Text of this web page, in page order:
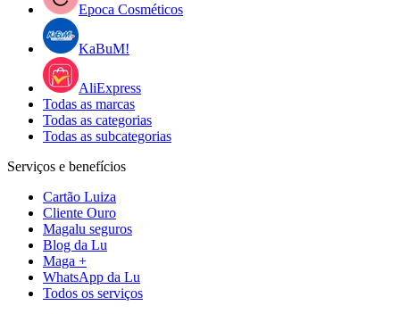
Epoca Cosméticos
KaBuM!
AliExpress
Todas as marcas
Todas as categorias
Todas as subcategorias
Serviços e benefícios
Cartão Luiza
Cliente Ouro
Magalu seguros
Blog da Lu
Maga +
WhatsApp da Lu
Todos os serviços